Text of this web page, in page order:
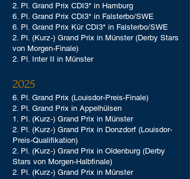
2. Pl. Grand Prix CDI3* in Hamburg
6. Pl. Grand Prix CDI3* in Falsterbo/SWE
6. Pl. Grand Prix Kür CDI3* in Falsterbo/SWE
2. Pl. (Kurz-) Grand Prix in Münster (Derby Stars
von Morgen-Finale)
2. Pl. Inter II in Münster
2025
6. Pl. Grand Prix (Louisdor-Preis-Finale)
2. Pl. Grand Prix in Appelhülsen
1. Pl. (Kurz-) Grand Prix in Münster
2. Pl. (Kurz-) Grand Prix in Donzdorf (Louisdor-
Preis-Qualifikation)
2. Pl. (Kurz-) Grand Prix in Oldenburg (Derby
Stars von Morgen-Halbfinale)
2. Pl. (Kurz-) Grand Prix in Münster